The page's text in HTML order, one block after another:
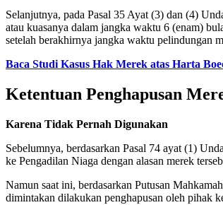
Selanjutnya, pada Pasal 35 Ayat (3) dan (4)
atau kuasanya dalam jangka waktu 6 (enam)
setelah berakhirnya jangka waktu pelindungan
Baca Studi Kasus Hak Merek atas Harta
Ketentuan Penghapusan
Karena Tidak Pernah Digunakan
Sebelumnya, berdasarkan Pasal 74 ayat (1)
ke Pengadilan Niaga dengan alasan merek
Namun saat ini, berdasarkan Putusan
dimintakan dilakukan penghapusan oleh pihak